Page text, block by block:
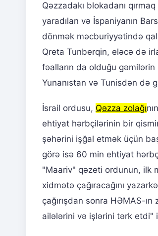
Qəzzadakı blokadanı
yaradılan və İspaniyanın
dönmək məcburiyyətində
Qreta Tunberqin, eləcə də
fəalların da olduğu
Yunanıstan və Tunisdən də
İsrail ordusu, Qəzza zolağı
ehtiyat hərbçilərinin bir
şəhərini işğal etmək üçün
görə isə 60 min ehtiyat
"Maariv" qəzeti ordunun, ilk
xidmətə çağıracağını
çağırışdan sonra HƏMAS-
ailələrini və işlərini tərk etdi"